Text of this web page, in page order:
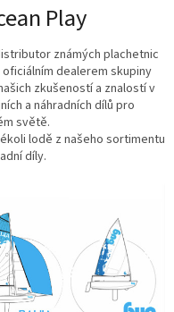
Play
známých plachetnic
oficiálním dealerem skupiny
zkušeností a znalostí v
a náhradních dílů pro
světě.
lodě z našeho sortimentu
díly.